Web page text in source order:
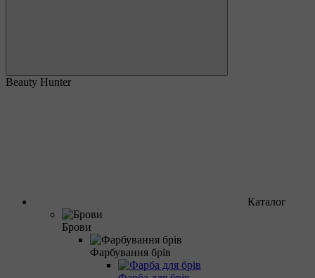
Beauty Hunter
Каталог
Брови
Фарбування брів